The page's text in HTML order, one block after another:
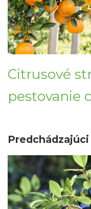
Citrusové
pestovanie